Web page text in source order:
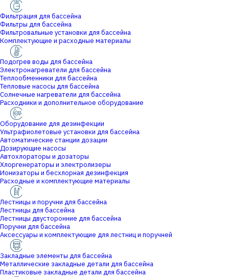
Фильтрация для бассейна
Фильтры для бассейна
Фильтровальные установки для бассейна
Комплектующие и расходные материалы
Подогрев воды для бассейна
Электронагреватели для бассейна
Теплообменники для бассейна
Тепловые насосы для бассейна
Солнечные нагреватели для бассейна
Расходники и дополнительное оборудование
Оборудование для дезинфекции
Ультрафиолетовые установки для бассейна
Автоматические станции дозации
Дозирующие насосы
Автохлораторы и дозаторы
Хлоргенераторы и электролизеры
Ионизаторы и бесхлорная дезинфекция
Расходные и комплектующие материалы
Лестницы и поручни для бассейна
Лестницы для бассейна
Лестницы двусторонние для бассейна
Поручни для бассейна
Аксессуары и комплектующие для лестниц и поручней
Закладные элементы для бассейна
Металлические закладные детали для бассейна
Пластиковые закладные детали для бассейна